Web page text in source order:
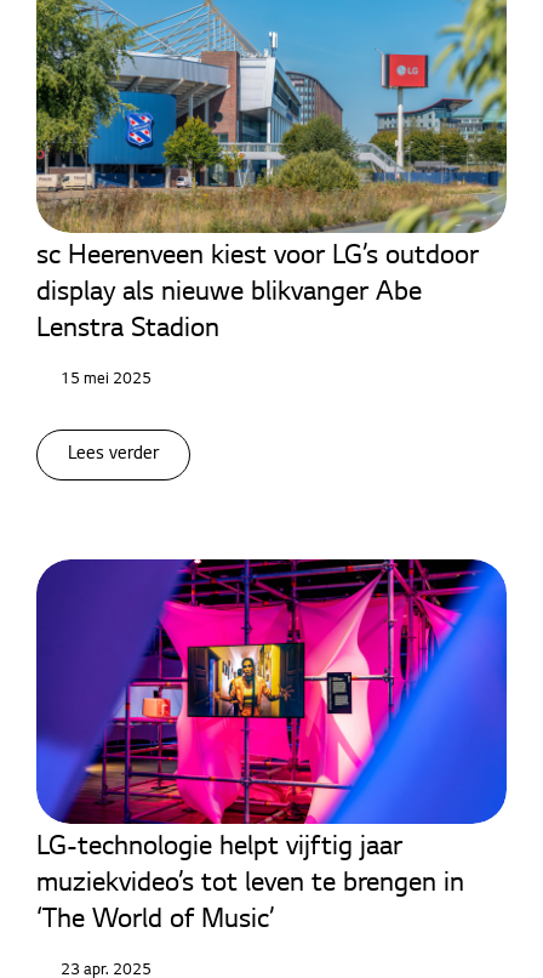
LED Signage
sc Heerenveen kiest voor LG’s outdoor
display als nieuwe blikvanger Abe
Lenstra Stadion
15 mei 2025
Lees verder
LED Signage
LG-technologie helpt vijftig jaar
muziekvideo’s tot leven te brengen in
‘The World of Music’
23 apr. 2025